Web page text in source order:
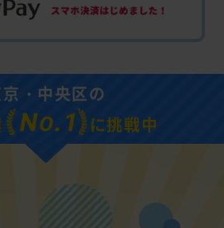
・中央区の
NO.1 に挑戦中